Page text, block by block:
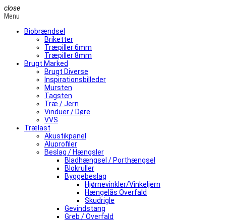
close
Menu
Biobrændsel
Briketter
Træpiller 6mm
Træpiller 8mm
Brugt Marked
Brugt Diverse
Inspirationsbilleder
Mursten
Tagsten
Træ / Jern
Vinduer / Døre
VVS
Trælast
Akustikpanel
Aluprofiler
Beslag / Hængsler
Bladhængsel / Porthængsel
Blokruller
Byggebeslag
Hjørnevinkler/Vinkeljern
Hængelås Overfald
Skudrigle
Gevindstang
Greb / Overfald